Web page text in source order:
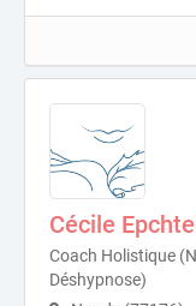
Cécile
Coach Holistique
Déshypnose)